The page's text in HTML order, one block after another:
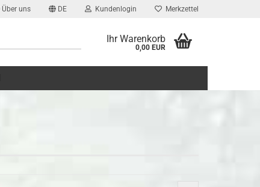
Über uns DE Kundenlogin Merkzettel
Ihr Warenkorb
0,00 EUR